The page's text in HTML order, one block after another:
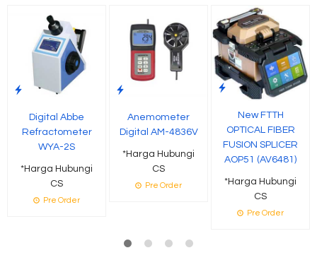
Digital Abbe
Refractometer
WYA-2S
*Harga Hubungi
CS
Pre Order
Anemometer
Digital AM-4836V
*Harga Hubungi
CS
Pre Order
New FTTH
OPTICAL FIBER
FUSION SPLICER
AOP51 (AV6481)
*Harga Hubungi
CS
Pre Order